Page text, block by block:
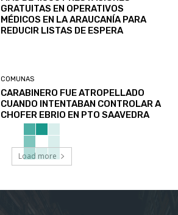
GRATUITAS EN OPERATIVOS
MÉDICOS EN LA ARAUCANÍA PARA
REDUCIR LISTAS DE ESPERA
COMUNAS
CARABINERO FUE ATROPELLADO
CUANDO INTENTABAN CONTROLAR A
CHOFER EBRIO EN PTO SAAVEDRA
Load more